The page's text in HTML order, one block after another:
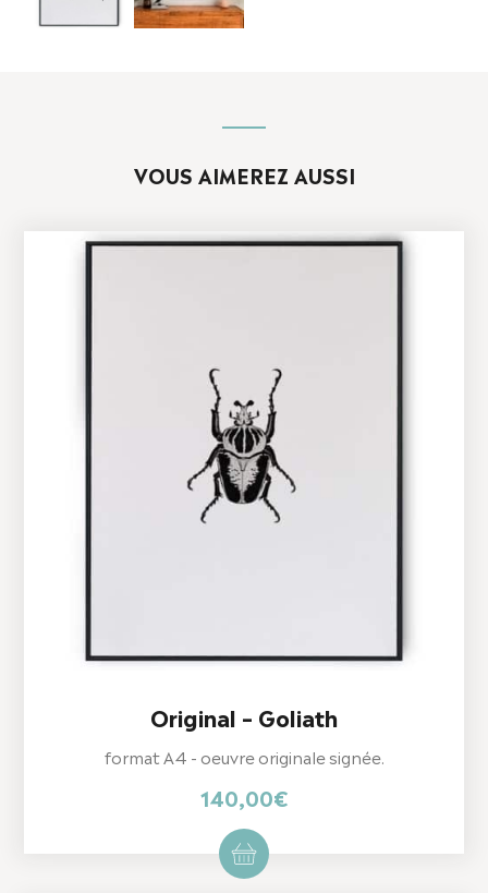
VOUS AIMEREZ AUSSI
Original – Goliath
format A4 - oeuvre originale signée.
140,00€